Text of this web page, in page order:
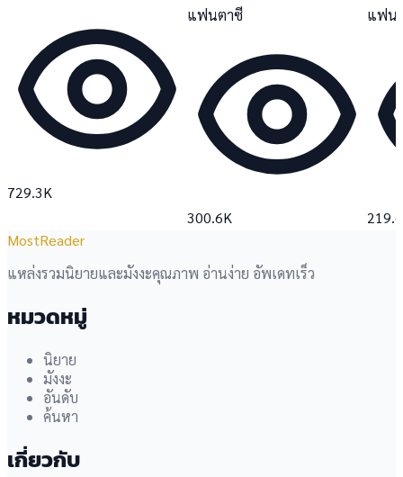
729.3K
แฟนตาซี
300.6K
แฟน
MostReader
แหล่งรวมนิยายและมังงะคุณภาพ อ่านง่าย อัพเดทเร็ว
หมวดหมู่
นิยาย
มังงะ
อันดับ
ค้นหา
เกี่ยวกับ